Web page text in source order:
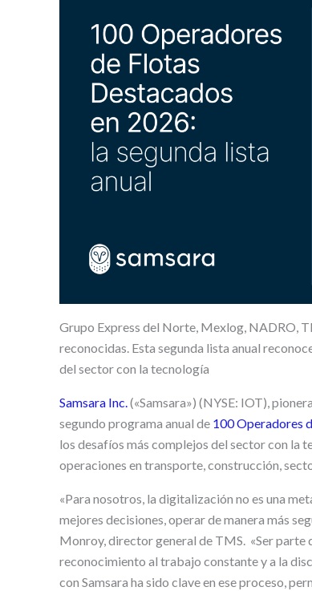
Grupo Express del Norte, Mexlog, NADRO,
reconocidas. Esta segunda lista anual
del sector con la tecnología
Samsara Inc.(«Samsara») (NYSE: IOT),
segundo programa anual de 100 Operadores
los desafíos más complejos del sector con la
operaciones en transporte, construcción,
«Para nosotros, la digitalización no es una
mejores decisiones, operar de manera más
Monroy, director general de TMS. «Ser parte
reconocimiento al trabajo constante y a la
con Samsara ha sido clave en ese proceso,